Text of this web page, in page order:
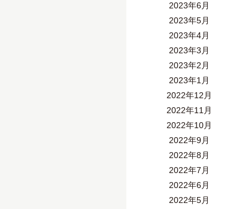
2023年6月
2023年5月
2023年4月
2023年3月
2023年2月
2023年1月
2022年12月
2022年11月
2022年10月
2022年9月
2022年8月
2022年7月
2022年6月
2022年5月